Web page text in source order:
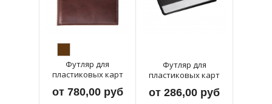
Футляр для
пластиковых карт
от 780,00 руб
Футляр для
пластиковых карт
от 286,00 руб